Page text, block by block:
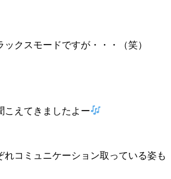
クスモードですが・・・（笑）
こえてきましたよー
れコミュニケーション取っている姿も